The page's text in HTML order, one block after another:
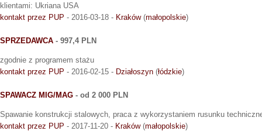
klientami: Ukriana USA
kontakt przez PUP - 2016-03-18 - Kraków(małopolskie)
SPRZEDAWCA - 997,4 PLN
zgodnie z programem stażu
kontakt przez PUP - 2016-02-15 - Działoszyn (łódzkie)
SPAWACZ MIG/MAG - od 2 000 PLN
Spawanie konstrukcji stalowych, praca z wykorzystaniem rusunku
kontakt przez PUP - 2017-11-20 - Kraków(małopolskie)